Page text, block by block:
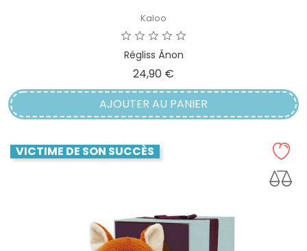
Kaloo
Régliss Ânon
24,90 €
AJOUTER AU PANIER
VICTIME DE SON SUCCÈS